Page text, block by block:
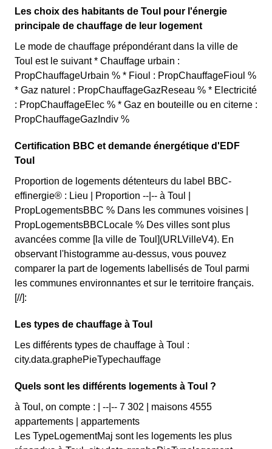
Les choix des habitants de Toul pour l'énergie
principale de chauffage de leur logement
Le mode de chauffage prépondérant dans la ville de
Toul est le suivant * Chauffage urbain :
PropChauffageUrbain % * Fioul : PropChauffageFioul %
* Gaz naturel : PropChauffageGazReseau % * Electricité
: PropChauffageElec % * Gaz en bouteille ou en citerne :
PropChauffageGazIndiv %
Certification BBC et demande énergétique d'EDF
Toul
Proportion de logements détenteurs du label BBC-
effinergie® : Lieu | Proportion --|-- à Toul |
PropLogementsBBC % Dans les communes voisines |
PropLogementsBBCLocale % Des villes sont plus
avancées comme [la ville de Toul](URLVilleV4). En
observant l'histogramme au-dessus, vous pouvez
comparer la part de logements labellisés de Toul parmi
les communes environnantes et sur le territoire français.
[//]:
Les types de chauffage à Toul
Les différents types de chauffage à Toul :
city.data.graphePieTypechauffage
Quels sont les différents logements à Toul ?
à Toul, on compte : | --|-- 7 302 | maisons 4555
appartements | appartements
Les TypeLogementMaj sont les logements les plus